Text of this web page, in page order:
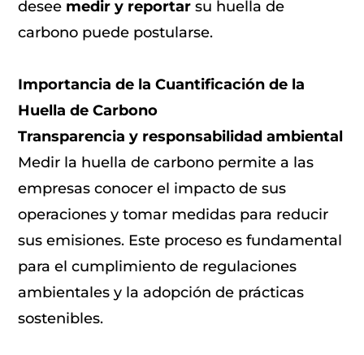
desee medir y reportar su huella de
carbono puede postularse.
Importancia de la Cuantificación de la
Huella de Carbono
Transparencia y responsabilidad ambiental
Medir la huella de carbono permite a las
empresas conocer el impacto de sus
operaciones y tomar medidas para reducir
sus emisiones. Este proceso es fundamental
para el cumplimiento de regulaciones
ambientales y la adopción de prácticas
sostenibles.